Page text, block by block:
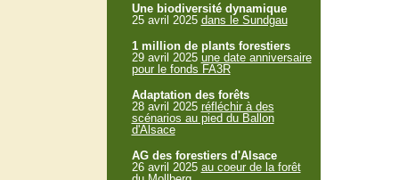
Une biodiversité dynamique
25 avril 2025 dans le Sundgau
1 million de plants forestiers
29 avril 2025 une date anniversaire
pour le fonds FA3R
Adaptation des forêts
28 avril 2025 réfléchir à des
scénarios au pied du Ballon
d'Alsace
AG des forestiers d'Alsace
26 avril 2025 au coeur de la forêt